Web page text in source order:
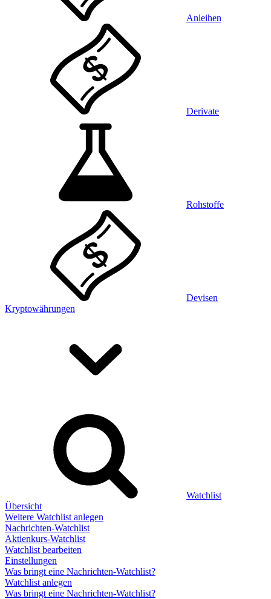
Anleihen
Derivate
Rohstoffe
Devisen
Kryptowährungen
Watchlist
Übersicht
Weitere Watchlist anlegen
Nachrichten-Watchlist
Aktienkurs-Watchlist
Watchlist bearbeiten
Einstellungen
Was bringt eine Nachrichten-Watchlist?
Watchlist anlegen
Was bringt eine Nachrichten-Watchlist?